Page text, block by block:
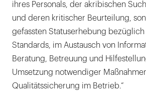
ihres Personals, der akribischen
und deren kritischer Beurteilung,
gefassten Statuserhebung
Standards, im Austausch von
Beratung, Betreuung und
Umsetzung notwendiger
Qualitätssicherung im Betrieb.“